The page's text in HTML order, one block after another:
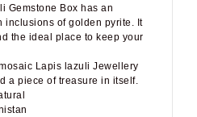
Gemstone Box has an
inclusions of golden pyrite. It
the ideal place to keep your
Lapis lazuli Jewellery
a piece of treasure in itself.